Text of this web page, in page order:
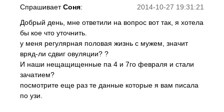
2014-10-27 19:31:21
СпрашиваетСоня:
Добрый день, мне ответили на вопрос вот так, я хотела
бы кое что уточнить.
у меня регулярная половая жизнь с мужем, значит
вряд-ли сдвиг овуляции? ?
И наши нещащищенные па 4 и 7го февраля и стали
зачатием?
посмотрите еще раз те данные которые я вам писала
по узи.